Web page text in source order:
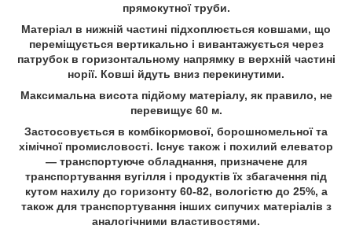
прямокутної труби.
Матеріал в нижній частині підхоплюється ковшами, що
переміщується вертикально і вивантажується через
патрубок в горизонтальному напрямку в верхній частині
норії. Ковші йдуть вниз перекинутими.
Максимальна висота підйому матеріалу, як правило, не
перевищує 60 м.
Застосовується в комбікормової, борошномельної та
хімічної промисловості. Існує також і похилий елеватор
— транспортуюче обладнання, призначене для
транспортування вугілля і продуктів їх збагачення під
кутом нахилу до горизонту 60-82, вологістю до 25%, а
також для транспортування інших сипучих матеріалів з
аналогічними властивостями.